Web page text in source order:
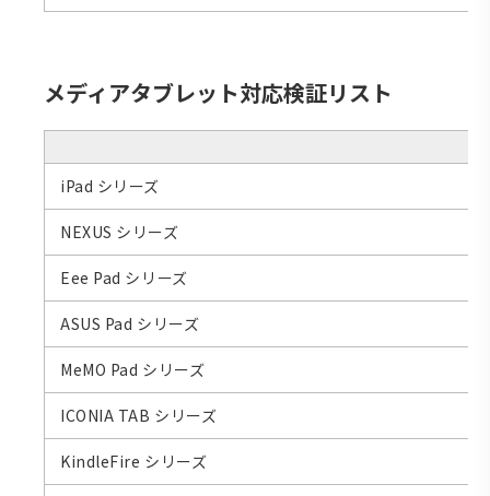
メディアタブレット対応検証リスト
iPad シリーズ
NEXUS シリーズ
Eee Pad シリーズ
ASUS Pad シリーズ
MeMO Pad シリーズ
ICONIA TAB シリーズ
KindleFire シリーズ